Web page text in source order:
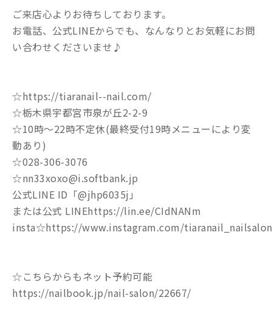
ご来店心よりお待ちしております。
お電話、公式LINEからでも、なんなりとお気軽にお問
い合わせくださいませ♪
☆https://tiaranail--nail.com/
☆栃木県宇都宮市泉が丘2-2-9
☆10時〜22時不定休(最終受付19時メニューにより変
動あり)
☆028-306-3076
☆nn33xoxo@i.softbank.jp
公式LINE ID「@jhp6035j」
または公式 LINEhttps://lin.ee/CIdNANm
insta☆https://www.instagram.com/
☆こちらからもネット予約可能
https://nailbook.jp/nail-salon/22667/